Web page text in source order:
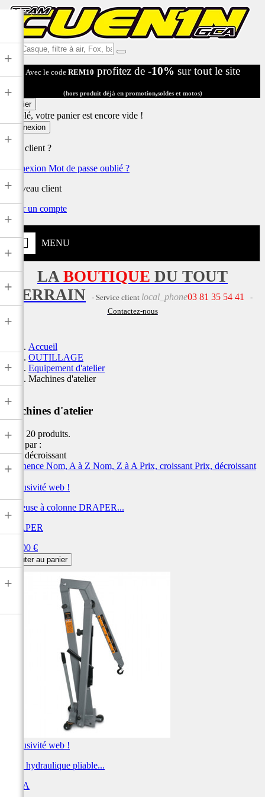
Ex:
Casque,
filtre
air,
Fox,
...
Avec le code REM10 profitez de -10% sur tout le site
(hors produit déjà en promotion,soldes et motos)
Panier
Désolé, votre panier est encore vide !
Connexion
Déjà client ?
Connexion Mot de passe oublié ?
Nouveau client
Créer un compte
MENU
+
+
+
+
+
+
+
+
+
+
+
+
+
+
LA BOUTIQUE DU TOUT
TERRAIN
- Service client local_phone03 81 35 54 41
-
Contactez-nous
Accueil
OUTILLAGE
Equipement d'atelier
Machines d'atelier
Machines d'atelier
Il y a 20 produits.
Trier par :
Prix, décroissant
Pertinence Nom, A à Z Nom, Z à A Prix, croissant Prix, décroissant
Exclusivité web !
Perceuse à colonne DRAPER...
DRAPER
960,00 €
Ajouter au panier
Exclusivité web !
Grue hydraulique pliable...
BETA